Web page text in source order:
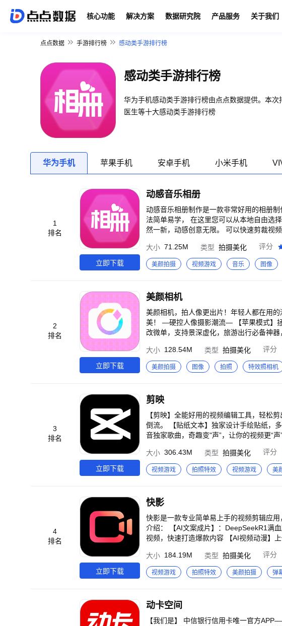
核心功能 解决方案 数据研究院 产品服务 关于我们
点点数据 手游排行榜 感动类手游排行榜
感动类手游排行榜
华为手机感动类手游排行榜由点点数据提供。本
医生等十大感动类手游排行榜
华为手机 苹果手机 安卓手机 小米手机
1
排名
立即下载
动感音乐相册
动感音乐相册制作是一款非常好用的相册
法简单易学， 在这里您可以从本地自由选
然一新，动感创意无限。 可以快速剪裁视
的视频制作更丰富出彩，操作简单快上手
无损美化照片，制作出的相册高清精美。
大小 71.25M 类型 拍摄美化 评分
美颜拍摄 视频游戏 音乐 图像
2
排名
立即下载
美颜相机
美颜相机，拍人像更出片！年轻人都在用
美！ —硬控人像摄影潮流— 【苹果模式】拯救原相机锐化瑕疵，高清真实还原美貌，白天晚上都出片！ 【微单模式】手机爆
改微单，支持景深虚化，旅游出行必备神
超多火爆的CCD型号，各种场景美照一键
择，记录生活中的胶片仪式感，随手拍都
式感满满，速来体验当下年轻人最喜欢的
果，你的电子衣橱无限大！ 【AI人像精修
头发等专业精修参数告别繁琐，一键出片
情侣写真、闺蜜写真、全家福、卡通分身
土滤镜、羊毛毡风格、油画棒风等多种热门画风玩法，感受另
颜参数】水光肌、除皱、3D隆鼻、去颈纹
露营、探店、运动等多样场景，走到哪里
s、欧美…总能找到适合你的风格，让你的
000种自拍贴纸，有搞怪、美萌、潮酷各种风格，让你的自拍不再单调
官等超多精修参数，拯救原相机视频废片
美颜相机。 —如有问题欢迎联系— 用户反馈QQ号：800019025 新浪微博：@美颜相机 小红书：@美颜相机 官方微信：@B
eautyCam美颜相机 爱你们，你们的反馈将
大小 128.54M 类型 拍摄美化 评分
美颜拍摄 图像 拍照 特效照相机
3
排名
立即下载
剪映
【剪映】全能好用的视频编辑工具，轻松
倒流。 【贴纸文本】独家设计手绘贴纸，
音独家歌曲，奇趣变"声”，让你的视频更“
大小 306.43M 类型 拍摄美化 评分
视频游戏 拍照特效 视频游戏 美
4
排名
立即下载
快影
快影是一款专业简单易上手的视频剪辑应用
介绍： 【AI文案成片】：DeepSeekR1满
视频，快速打造爆款内容 【AI视频动漫】
图，支持为效果图增加关键词描述 【创作
丝偏好，助推实现账号涨粉 【强大素材库
功能说明： 多种视频剪辑功能，包括视频
音乐卡点等，让用户轻松添加各种音效和
画、智能抠像等功能，让用户可以轻松制
同款火爆网络的短视频，助推作品上热门。
大小 184.19M 类型 拍摄美化 评分
视频游戏 拍照特效 美颜拍摄 弹
动卡空间
【我们是】 中信银行信用卡唯一官方